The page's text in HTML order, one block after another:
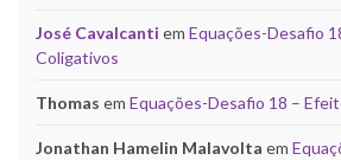
José Cavalcanti em Equações-Desafio
Coligativos
Thomas em Equações-Desafio 18 –
Jonathan Hamelin Malavolta em